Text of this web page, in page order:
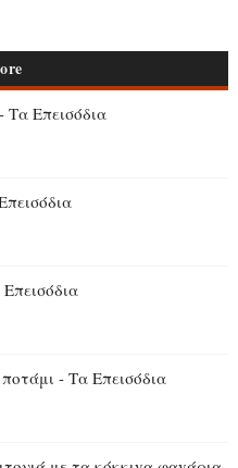
Τα Επεισόδια
- Τα Επεισόδια